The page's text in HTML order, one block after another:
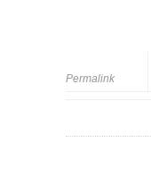
Permalink